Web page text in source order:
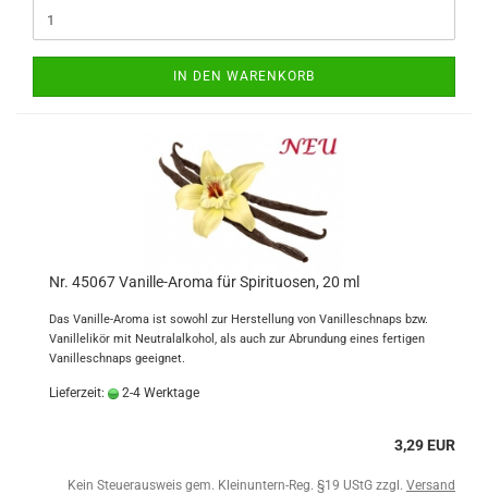
IN DEN WARENKORB
Nr. 45067 Vanille-Aroma für Spirituosen, 20 ml
Das Vanille-Aroma ist sowohl zur Herstellung von Vanilleschnaps bzw.
Vanillelikör mit Neutralalkohol, als auch zur Abrundung eines fertigen
Vanilleschnaps geeignet.
Lieferzeit: 2-4 Werktage
3,29 EUR
Kein Steuerausweis gem. Kleinuntern-Reg. §19 UStG zzgl. Versand